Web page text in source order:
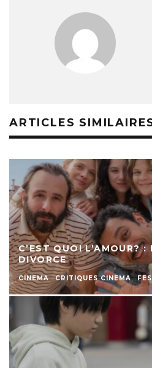
ARTICLES
C’EST QUOI L’AMOUR?
DIVORCE
CINEMA CRITIQUES CINEMA